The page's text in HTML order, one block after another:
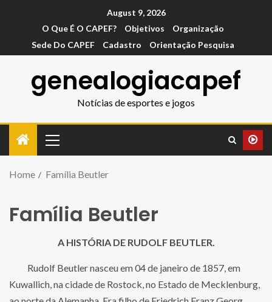
August 9, 2026
O Que É O CAPEF?
Objetivos
Organização
Sede Do CAPEF
Cadastro Orientação Pesquisa
genealogiacapef
Notícias de esportes e jogos
Home Família Beutler
Família Beutler
A HISTÓRIA DE RUDOLF BEUTLER.
Rudolf Beutler nasceu em 04 de janeiro de 1857, em
Kuwallich, na cidade de Rostock, no Estado de Mecklenburg,